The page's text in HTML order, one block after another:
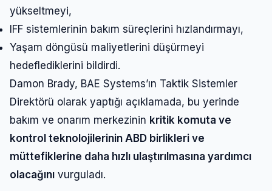
yükseltmeyi,
IFF sistemlerinin bakım süreçlerini hızlandırmayı,
Yaşam döngüsü maliyetlerini düşürmeyi
hedeflediklerini bildirdi.
Damon Brady, BAE Systems’ın Taktik Sistemler
Direktörü olarak yaptığı açıklamada, bu yerinde
bakım ve onarım merkezinin kritik komuta ve
kontrol teknolojilerinin ABD birlikleri ve
müttefiklerine daha hızlı ulaştırılmasına yardımcı
olacağını vurguladı.